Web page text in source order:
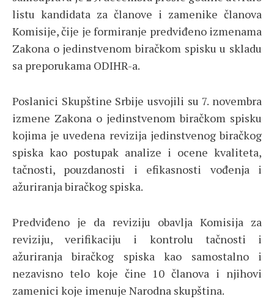
listu kandidata za članove i zamenike članova
Komisije, čije je formiranje predviđeno izmenama
Zakona o jedinstvenom biračkom spisku u skladu
sa preporukama ODIHR-a.
Poslanici Skupštine Srbije usvojili su 7. novembra
izmene Zakona o jedinstvenom biračkom spisku
kojima je uvedena revizija jedinstvenog biračkog
spiska kao postupak analize i ocene kvaliteta,
tačnosti, pouzdanosti i efikasnosti vođenja i
ažuriranja biračkog spiska.
Predviđeno je da reviziju obavlja Komisija za
reviziju, verifikaciju i kontrolu tačnosti i
ažuriranja biračkog spiska kao samostalno i
nezavisno telo koje čine 10 članova i njihovi
zamenici koje imenuje Narodna skupština.